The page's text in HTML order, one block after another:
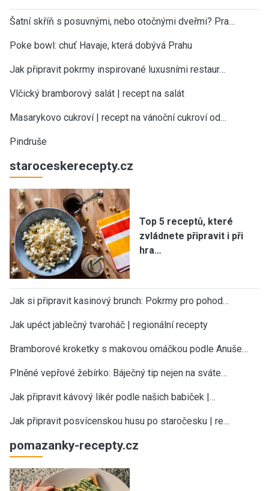
Šatní skříň s posuvnými, nebo otočnými dveřmi? Pra…
Poke bowl: chuť Havaje, která dobývá Prahu
Jak připravit pokrmy inspirované luxusními restaur…
Vlčický bramborový salát | recept na salát
Masarykovo cukroví | recept na vánoční cukroví od…
Pindruše
staroceskerecepty.cz
Top 5 receptů, které
zvládnete připravit i při
hra…
Jak si připravit kasinový brunch: Pokrmy pro pohod…
Jak upéct jablečný tvaroháč | regionální recepty
Bramborové kroketky s makovou omáčkou podle Anuše…
Plněné vepřové žebírko: Báječný tip nejen na sváte…
Jak připravit kávový likér podle našich babiček |…
Jak připravit posvícenskou husu po staročesku | re…
pomazanky-recepty.cz